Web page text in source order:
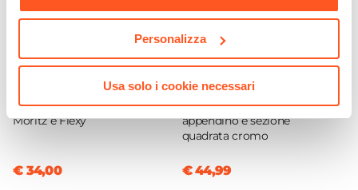
Personalizza
Usa solo i cookie necessari
Colore Maniglie O Pomelli
Braccio Di Sostegno
Magnetica
Su piatto doccia
Filopavimento
CODICE:PROFMZ
Profilo di estensione per box
doccia 3,6 cm cromo -
Moritz e Flexy
€ 34,00
CODICE:ARM-1GC
Braccio walk-in 100 cm
acciaio con gancio
appendino e sezione
quadrata cromo
€ 44,99